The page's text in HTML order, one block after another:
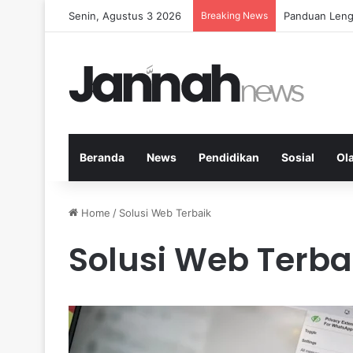
Senin, Agustus 3 2026 Breaking News Panduan
Beranda News Pendidikan Sosial
Home / Solusi Web Terbaik
Solusi Web